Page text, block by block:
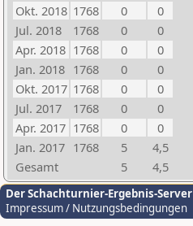
Okt. 2018 1768 0
0
Jul. 2018
1768 0
0
Apr. 2018 1768 0
0
Jan. 2018 1768 0
0
Okt. 2017 1768 0
0
Jul. 2017
1768 0
0
Apr. 2017 1768 0
0
Jan. 2017 1768 5
4,5
Gesamt
5 4,5
Der Schachturnier-Ergebnis-Server
Impressum / Nutzungsbedingungen